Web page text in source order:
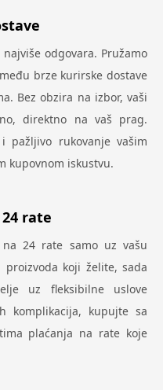
odgovara. Pružamo
brze kurirske dostave
Bez obzira na izbor, vaši
direktno na vaš prag.
pažljivo rukovanje vašim
kupovnom iskustvu.
rate
24 rate samo uz vašu
koji želite, sada
uz fleksibilne uslove
komplikacija, kupujte sa
plaćanja na rate koje